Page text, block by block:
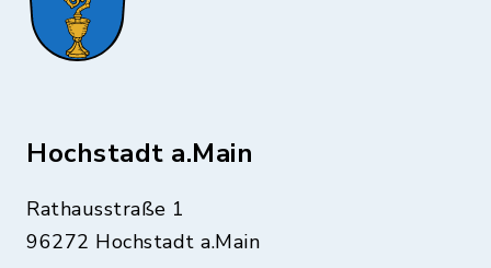
Hochstadt a.Main
Rathausstraße 1
96272 Hochstadt a.Main